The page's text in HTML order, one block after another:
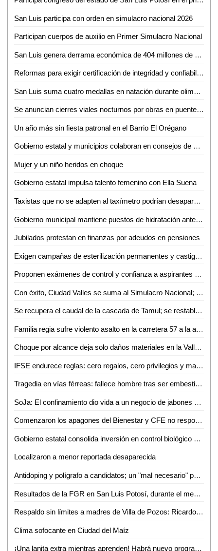
San Luis participa con orden en simulacro nacional 2026
Participan cuerpos de auxilio en Primer Simulacro Nacional
San Luis genera derrama económica de 404 millones de pesos en fin de semana largo
Reformas para exigir certificación de integridad y confiabilidad a candidatos en el 2027, evitarán que el crimen organizado infiltre posiciones
San Luis suma cuatro medallas en natación durante olimpiada nacional 2026
Se anuncian cierres viales nocturnos por obras en puente vehicular en Soledad
Un año más sin fiesta patronal en el Barrio El Orégano
Gobierno estatal y municipios colaboran en consejos de seguridad
Mujer y un niño heridos en choque
Gobierno estatal impulsa talento femenino con Ella Suena
Taxistas que no se adapten al taxímetro podrían desaparecer del mercado en Valles
Gobierno municipal mantiene puestos de hidratación ante altas temperaturas en Ciudad Valles
Jubilados protestan en finanzas por adeudos en pensiones
Exigen campañas de esterilización permanentes y castigo al abandono de mascotas en Valles
Proponen exámenes de control y confianza a aspirantes a cargos públicos
Con éxito, Ciudad Valles se suma al Simulacro Nacional; miles de ciudadanos participan
Se recupera el caudal de la cascada de Tamul; se restablecen condiciones en el Río Gallinas
Familia regia sufre violento asalto en la carretera 57 a la altura de Matehuala
Choque por alcance deja solo daños materiales en la Valles–Tampico
IFSE endurece reglas: cero regalos, cero privilegios y mayor control ético en servidores públicos
Tragedia en vías férreas: fallece hombre tras ser embestido por el tren
SoJa: El confinamiento dio vida a un negocio de jabones artesanales en Ciudad Valles
Comenzaron los apagones del Bienestar y CFE no responde en Valles
Gobierno estatal consolida inversión en control biológico para el campo
Localizaron a menor reportada desaparecida
Antidoping y polígrafo a candidatos; un "mal necesario" para SLP: Frinné Azuara
Resultados de la FGR en San Luis Potosí, durante el mes de abril de 2026
Respaldo sin límites a madres de Villa de Pozos: Ricardo Gallardo
Clima sofocante en Ciudad del Maíz
¡Una lanita extra mientras aprenden! Habrá nuevo programa de becas para jóvenes trabajadores en Valles